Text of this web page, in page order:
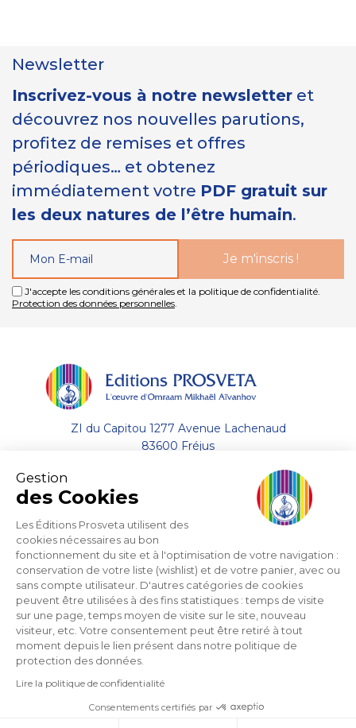
Gestion
des Cookies
Les Éditions Prosveta utilisent des
cookies nécessaires au bon
fonctionnement du site et à l'optimisation de votre navigation :
conservation de votre liste (wishlist) et de votre panier, avec ou
sans compte utilisateur. D'autres catégories de cookies
peuvent être utilisées à des fins statistiques : temps de visite
sur une page, temps moyen de visite sur le site, nouveau
visiteur, etc. Votre consentement peut être retiré à tout
moment depuis le lien présent dans notre politique de
protection des données.
Lire la politique de confidentialité
Consentements certifiés par
Newsletter
Inscrivez-vous à notre newsletter et
découvrez nos nouvelles parutions,
profitez de remises et offres
périodiques… et obtenez
immédiatement votre PDF gratuit sur
les deux natures de l’être humain.
J'accepte les conditions générales et la politique de confidentialité.
Protection des données personnelles
ZI du Capitou 1277 Avenue Lachenaud
83600 Fréjus
Envoyer un email
A propos
Aide
Support